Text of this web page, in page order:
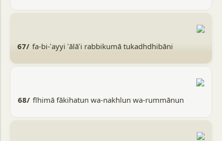
67/ fa-bi-ʾayyi ʾālāʾi rabbikumā tukadhdhibāni
68/ fīhimā fākihatun wa-nakhlun wa-rummānun